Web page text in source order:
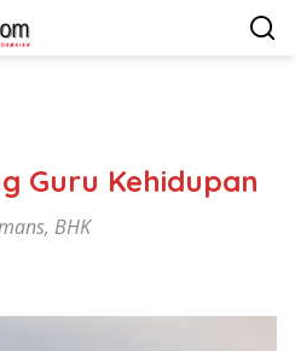
Guru Kehidupan
BHK